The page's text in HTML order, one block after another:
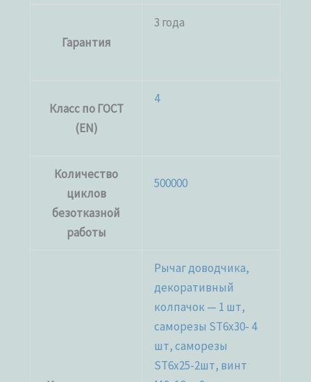
Гарантия
3 года
Класс по ГОСТ
(EN)
4
Количество
циклов
безотказной
работы
500000
Рычаг доводчика,
декоративный
колпачок — 1 шт,
саморезы ST6x30- 4
шт, саморезы
ST6x25-2шт, винт